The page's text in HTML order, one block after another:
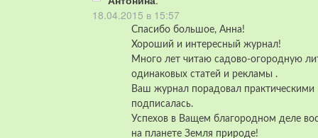
18.04.2015 в 15:57
Спасибо большое, Анна!
Хороший и интересный журнал!
Много лет читаю садово-огородную
одинаковых статей и рекламы .
Ваш журнал порадовал практическими
подписалась.
Успехов в Ващем благородном деле
на планете Земля природе!